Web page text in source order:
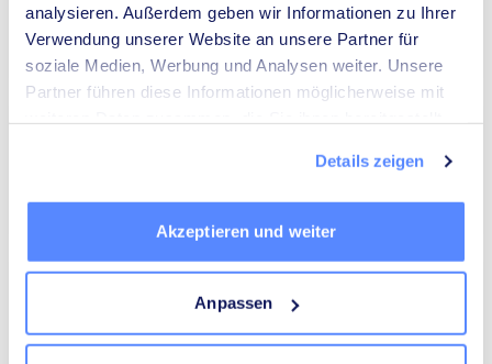
analysieren. Außerdem geben wir Informationen zu Ihrer
Verwendung unserer Website an unsere Partner für
soziale Medien, Werbung und Analysen weiter. Unsere
Partner führen diese Informationen möglicherweise mit
Details zeigen
Akzeptieren und weiter
Anpassen
Umzugsunternehmen Heizungsbauer
Elektriker Mediatoren